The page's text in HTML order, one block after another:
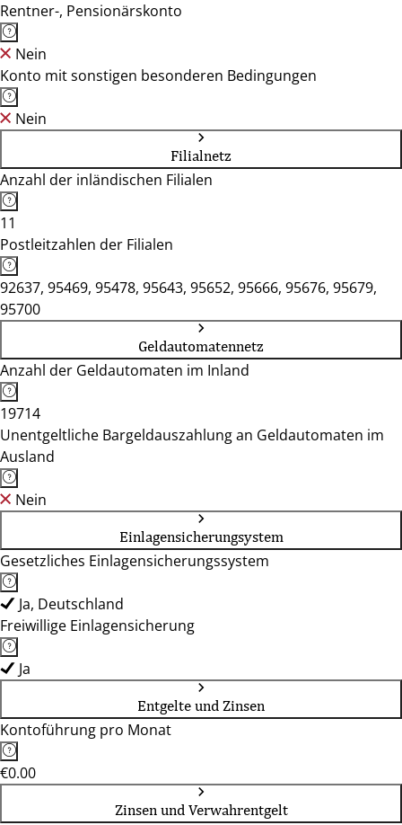
Rentner-, Pensionärskonto
Nein
Konto mit sonstigen besonderen Bedingungen
Nein
Filialnetz
Anzahl der inländischen Filialen
11
Postleitzahlen der Filialen
92637, 95469, 95478, 95643, 95652, 95666, 95676, 95679,
95700
Geldautomatennetz
Anzahl der Geldautomaten im Inland
19714
Unentgeltliche Bargeldauszahlung an Geldautomaten im
Ausland
Nein
Einlagensicherungsystem
Gesetzliches Einlagensicherungssystem
Ja, Deutschland
Freiwillige Einlagensicherung
Ja
Entgelte und Zinsen
Kontoführung pro Monat
€0.00
Zinsen und Verwahrentgelt